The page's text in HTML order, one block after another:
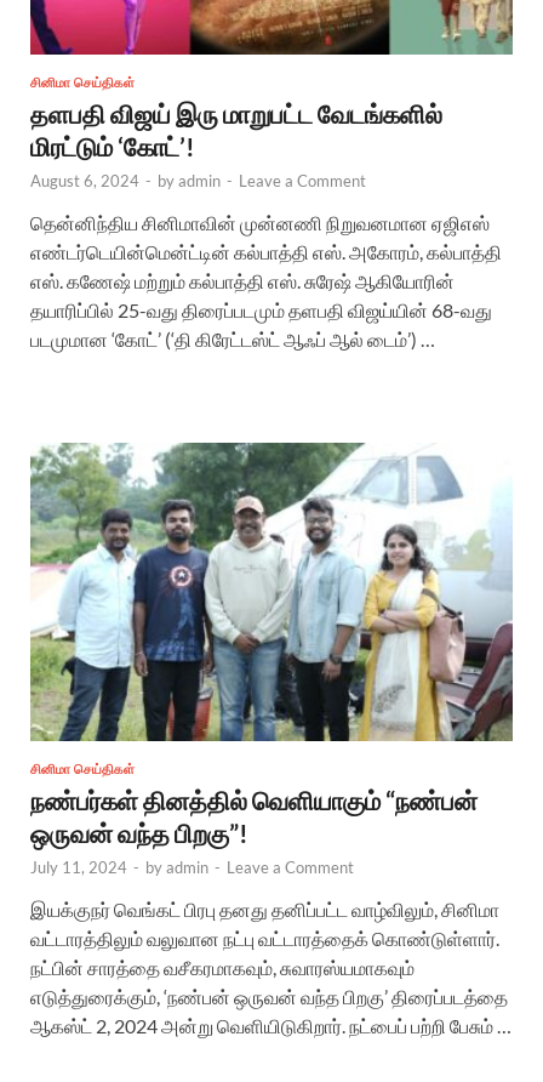
சினிமா செய்திகள்
தளபதி விஜய் இரு மாறுபட்ட வேடங்களில்
மிரட்டும் ‘கோட்’!
August 6, 2024 - byadmin - Leave a Comment
தென்னிந்திய சினிமாவின் முன்னணி நிறுவனமான ஏஜிஎஸ்
எண்டர்டெயின்மென்ட்டின் கல்பாத்தி எஸ். அகோரம், கல்பாத்தி
எஸ். கணேஷ் மற்றும் கல்பாத்தி எஸ். சுரேஷ் ஆகியோரின்
தயாரிப்பில் 25-வது திரைப்படமும் தளபதி விஜய்யின் 68-வது
படமுமான ‘கோட்’ (‘தி கிரேட்டஸ்ட் ஆஃப் ஆல் டைம்’) …
சினிமா செய்திகள்
நண்பர்கள் தினத்தில் வெளியாகும் “நண்பன்
ஒருவன் வந்த பிறகு”!
July 11, 2024 - byadmin - Leave a Comment
இயக்குநர் வெங்கட் பிரபு தனது தனிப்பட்ட வாழ்விலும், சினிமா
வட்டாரத்திலும் வலுவான நட்பு வட்டாரத்தைக் கொண்டுள்ளார்.
நட்பின் சாரத்தை வசீகரமாகவும், சுவாரஸ்யமாகவும்
எடுத்துரைக்கும், ‘நண்பன் ஒருவன் வந்த பிறகு’ திரைப்படத்தை
ஆகஸ்ட் 2, 2024 அன்று வெளியிடுகிறார். நட்பைப் பற்றி பேசும் …